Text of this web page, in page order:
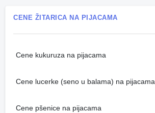
CENE ŽITARICA NA PIJACAMA
Cene kukuruza na pijacama
Cene lucerke (seno u balama) na pijacama
Cene pšenice na pijacama